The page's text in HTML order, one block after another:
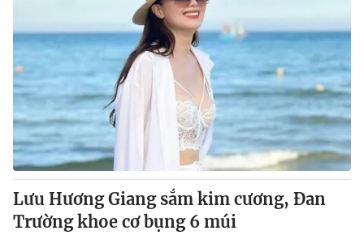
Lưu Hương Giang sắm kim cương, Đan
Trường khoe cơ bụng 6 múi